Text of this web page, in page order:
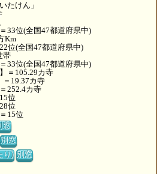
たけん」
33位(全国47都道府県中)
Km
位(全国47都道府県中)
帯
33位(全国47都道府県中)
＝105.29カ寺
＝19.37カ寺
252.4カ寺
位
位
15位
窓
別窓
り) 別窓